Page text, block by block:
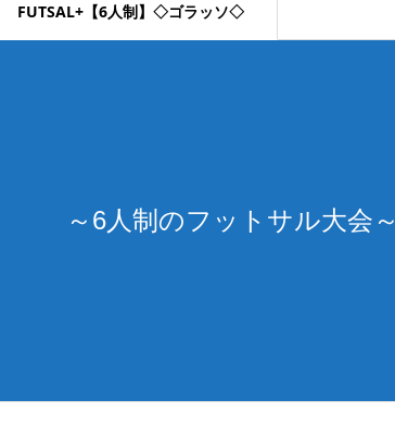
FUTSAL+【6人制】◇ゴラッソ◇
～6人制のフットサル大会～